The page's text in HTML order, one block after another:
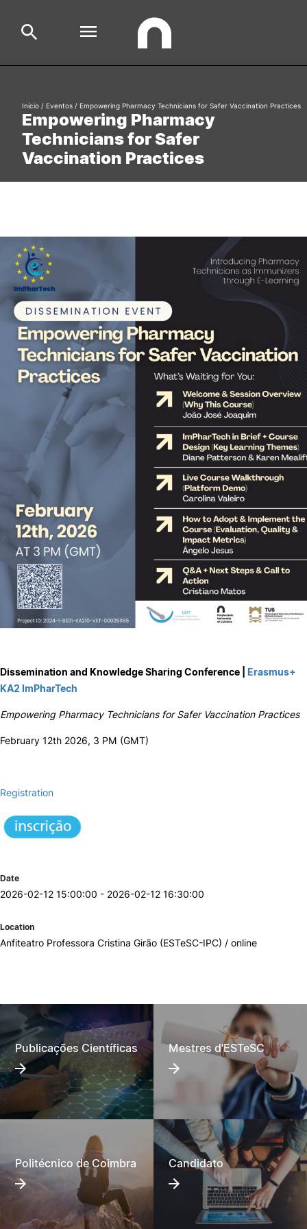
Cursos
Cooperação Internacional
Sugestões, Elogios, Reclamações Política de Privacidade e Cookies
©2026 Instituto Politécnico de Coimbra. Todos os direitos reservados.
Search
Formative Offer
Empowering Pharmacy
Technicians for Safer
Vaccination Practices
Início / Eventos / Empowering Pharmacy Technicians for Safer Vaccination Practices
Dissemination and Knowledge Sharing Conference | Erasmus+
KA2 ImPharTech
Empowering Pharmacy Technicians for Safer Vaccination Practices
February 12th 2026, 3 PM (GMT)
Registration
Date
2026-02-12 15:00:00 - 2026-02-12 16:30:00
Location
Anfiteatro Professora Cristina Girão (ESTeSC-IPC) / online
Publicações Científicas Mestres d'ESTeSC
Politécnico de Coimbra Candidato